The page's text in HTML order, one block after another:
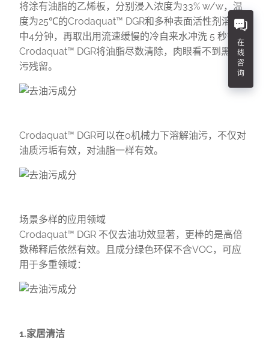
将涂有油脂的乙烯板，分别浸入浓度为33% w/w，温
度为25℃的Crodaquat™ DGR和多种表面活性剂溶液
中4分钟，再取出用流速缓慢的冷自来水冲洗 5 秒钟。
Crodaquat™ DGR将油脂尽数清除，肉眼看不到黑色油
污残留。
Crodaquat™ DGR可以在0机械力下溶解油污，不仅对
油质污垢有效，对油脂一样有效。
场景多样的应用领域
Crodaquat™ DGR 不仅去油功效显著，更棒的是高倍
数稀释后依然有效。且成分绿色环保不含VOC，可应
用于多重领域：
1.家居清洁
在
线
咨
询